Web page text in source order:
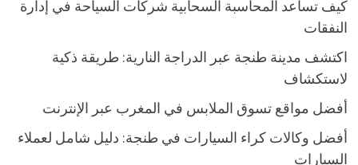
كيف تساعد المحاسبة السحابية شركات السياحة في إدارة
النفقات
اكتشف مدينة طنجة عبر الدراجة النارية: طريقة ذكية
لاستكشاف
أفضل مواقع تسوق الملابس في المغرب عبر الإنترنت
أفضل وكالات كراء السيارات في طنجة: دليل شامل لعملاء
السيارات